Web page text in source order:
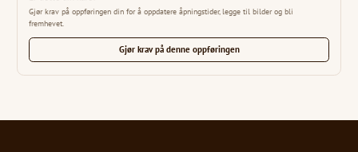
Gjør krav på oppføringen din for å oppdatere åpningstider, legge til bilder og bli
fremhevet.
Gjør krav på denne oppføringen